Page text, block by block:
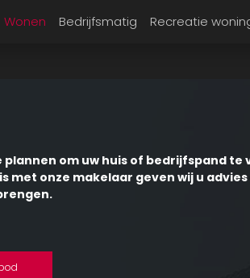
Wonen Bedrijfsmatig Recreatie
om uw huis of bedrijfspand
met onze makelaar geven wij u